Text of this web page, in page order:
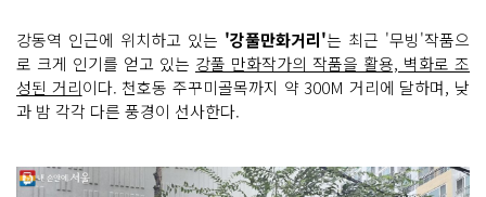
R
L
복
사
하
기
크
게
변
경
하
게
변
경
하
강동역 인근에 위치하고 있는 '강풀만화거리'는 최근 '무빙'작품으
로 크게 인기를 얻고 있는 강풀 만화작가의 작품을 활용, 벽화로 조
성된 거리이다. 천호동 주꾸미골목까지 약 300M 거리에 달하며, 낮
과 밤 각각 다른 풍경이 선사한다.